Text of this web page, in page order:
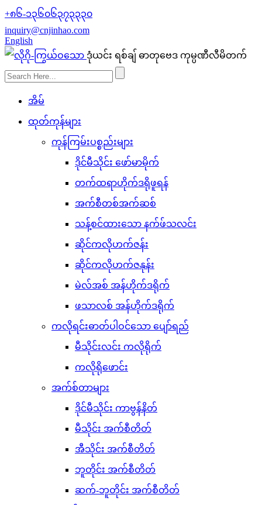
+၈၆-၁၃၆၀၆၃၇၃၃၃၀
inquiry@cnjinhao.com
English
ဒုံယင်း ရစ်ချ် ဓာတုဗေဒ ကုမ္ပဏီလီမိတက်
အိမ်
ထုတ်ကုန်များ
ကုန်ကြမ်းပစ္စည်းများ
ဒိုင်မီသိုင်း ဖော်မာမိုက်
တက်ထရာဟိုက်ဒရိုဖူရန်
အက်စီတစ်အက်ဆစ်
သန့်စင်ထားသော နက်ဖ်သလင်း
ဆိုင်ကလိုဟက်ဇန်း
ဆိုင်ကလိုဟက်ဇနုန်း
မဲလ်အစ် အန်ဟိုက်ဒရိုက်
ဖသာလစ် အန်ဟိုက်ဒရိုက်
ကလိုရင်းဓာတ်ပါဝင်သော ပျော်ရည်
မီသိုင်းလင်း ကလိုရိုက်
ကလိုရိုဖောင်း
အက်စ်တာများ
ဒိုင်မီသိုင်း ကာဗွန်နိတ်
မီသိုင်း အက်စီတိတ်
အီသိုင်း အက်စီတိတ်
ဘူတိုင်း အက်စီတိတ်
ဆက်-ဘူတိုင်း အက်စီတိတ်